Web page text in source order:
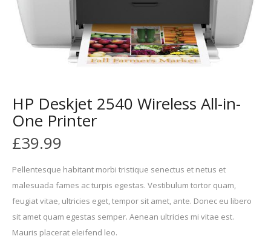
HP Deskjet 2540 Wireless All-in-
One Printer
£39.99
Pellentesque habitant morbi tristique senectus et netus et
malesuada fames ac turpis egestas. Vestibulum tortor quam,
feugiat vitae, ultricies eget, tempor sit amet, ante. Donec eu libero
sit amet quam egestas semper. Aenean ultricies mi vitae est.
Mauris placerat eleifend leo.